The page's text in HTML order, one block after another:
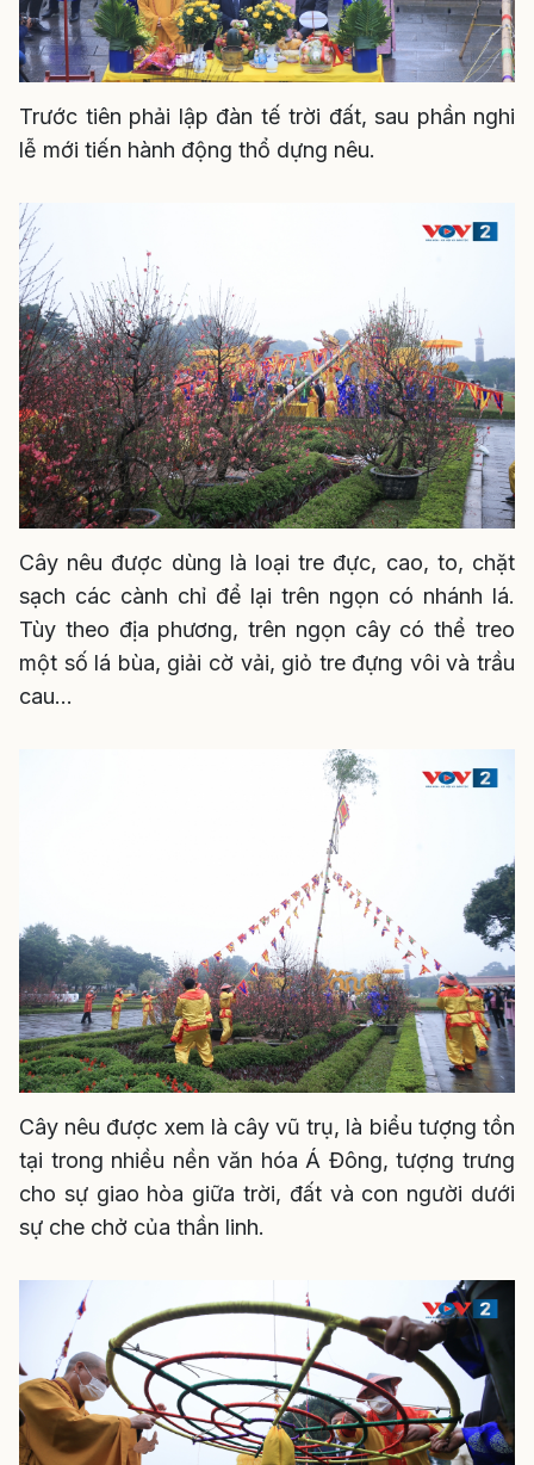
Trước tiên phải lập đàn tế trời đất, sau phần nghi
lễ mới tiến hành động thổ dựng nêu.
Cây nêu được dùng là loại tre đực, cao, to, chặt
sạch các cành chỉ để lại trên ngọn có nhánh lá.
Tùy theo địa phương, trên ngọn cây có thể treo
một số lá bùa, giải cờ vải, giỏ tre đựng vôi và trầu
cau...
Cây nêu được xem là cây vũ trụ, là biểu tượng tồn
tại trong nhiều nền văn hóa Á Đông, tượng trưng
cho sự giao hòa giữa trời, đất và con người dưới
sự che chở của thần linh.